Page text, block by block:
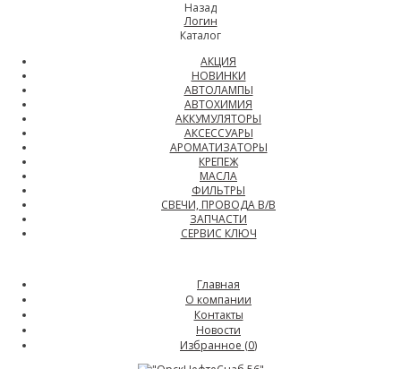
Назад
Логин
Каталог
АКЦИЯ
НОВИНКИ
АВТОЛАМПЫ
АВТОХИМИЯ
АККУМУЛЯТОРЫ
АКСЕССУАРЫ
АРОМАТИЗАТОРЫ
КРЕПЕЖ
МАСЛА
ФИЛЬТРЫ
СВЕЧИ, ПРОВОДА В/В
ЗАПЧАСТИ
СЕРВИС КЛЮЧ
Главная
О компании
Контакты
Новости
Избранное (0)